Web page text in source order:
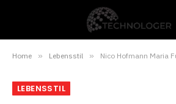
Home » Lebensstil » Nico Hofmann Maria Furtwängler –
LEBENSSTIL